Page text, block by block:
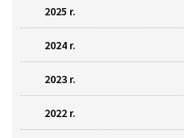
2025 r.
2024 r.
2023 r.
2022 r.